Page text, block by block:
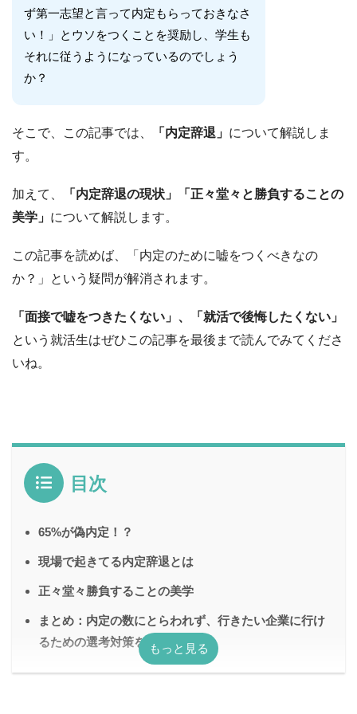
ず第一志望と言って内定もらっておきなさ
い！」とウソをつくことを奨励し、学生も
それに従うようになっているのでしょう
か？
そこで、この記事では、 「内定辞退」 について解説しま
す。
加えて、
「内定辞退の現状」「正々堂々と勝負することの
美学」 について解説します。
この記事を読めば、「内定のために嘘をつくべきなの
か？」という疑問が解消されます。
「面接で嘘をつきたくない」、「就活で後悔したくない」
という就活生はぜひこの記事を最後まで読んでみてくださ
いね。
目次
65%が偽内定！？
現場で起きてる内定辞退とは
正々堂々勝負することの美学
まとめ：内定の数にとらわれず、行きたい企業に行け
るための選考対策をしよう